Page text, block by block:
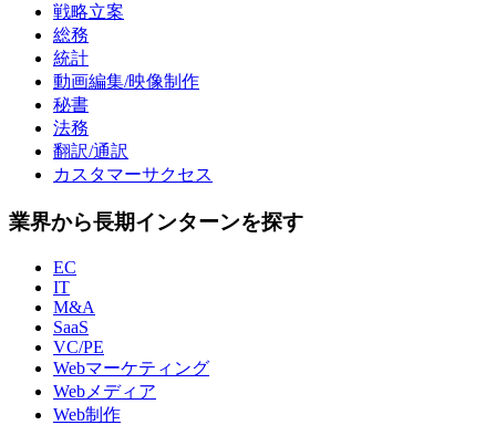
戦略立案
総務
統計
動画編集/映像制作
秘書
法務
翻訳/通訳
カスタマーサクセス
業界から長期インターンを探す
EC
IT
M&A
SaaS
VC/PE
Webマーケティング
Webメディア
Web制作